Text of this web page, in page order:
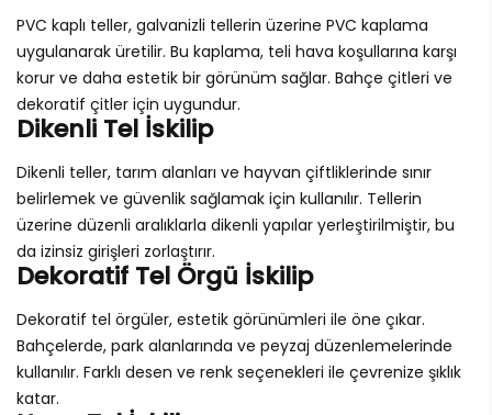
PVC kaplı teller, galvanizli tellerin üzerine PVC kaplama
uygulanarak üretilir. Bu kaplama, teli hava koşullarına karşı
korur ve daha estetik bir görünüm sağlar. Bahçe çitleri ve
dekoratif çitler için uygundur.
Dikenli Tel İskilip
Dikenli teller, tarım alanları ve hayvan çiftliklerinde sınır
belirlemek ve güvenlik sağlamak için kullanılır. Tellerin
üzerine düzenli aralıklarla dikenli yapılar yerleştirilmiştir, bu
da izinsiz girişleri zorlaştırır.
Dekoratif Tel Örgü İskilip
Dekoratif tel örgüler, estetik görünümleri ile öne çıkar.
Bahçelerde, park alanlarında ve peyzaj düzenlemelerinde
kullanılır. Farklı desen ve renk seçenekleri ile çevrenize şıklık
katar.